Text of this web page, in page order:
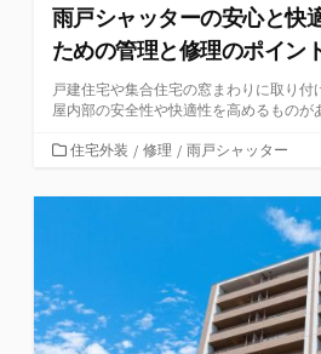
雨戸シャッターの安心と快
ための管理と修理のポイン
戸建住宅や集合住宅の窓まわりに取り付
屋内部の安全性や快適性を高めるものが
カ
ゴ
住宅外装 / 修理 / 雨戸シャッター